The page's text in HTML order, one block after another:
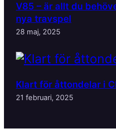
V85 – är allt du
nya travspel
28 maj, 2025
Klart för åttondelar i
21 februari, 2025